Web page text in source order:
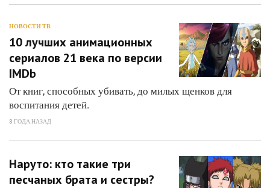
НОВОСТИ ТВ
10 лучших анимационных
сериалов 21 века по версии
IMDb
От книг, способных убивать, до милых щенков для
воспитания детей.
3 ГОДА НАЗАД
Наруто: кто такие три
песчаных брата и сестры?